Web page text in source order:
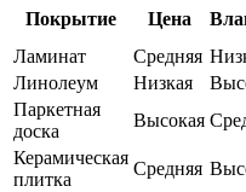
Покрытие Цена
Ламинат
Средняя
Линолеум
Низкая
Паркетная
доска
Высокая
Керамическая
плитка
Средняя